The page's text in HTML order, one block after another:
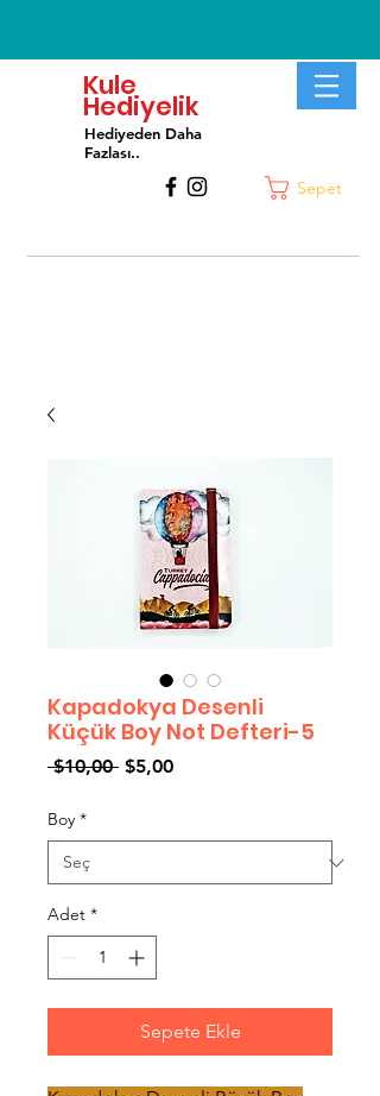
Kule
Hediyelik
Hediyeden Daha
Fazlası..
Sepet
Kapadokya Desenli
Küçük Boy Not Defteri-5
$10,00 Normal
$5,00İndirimli
Boy *
Adet *
Sepete Ekle